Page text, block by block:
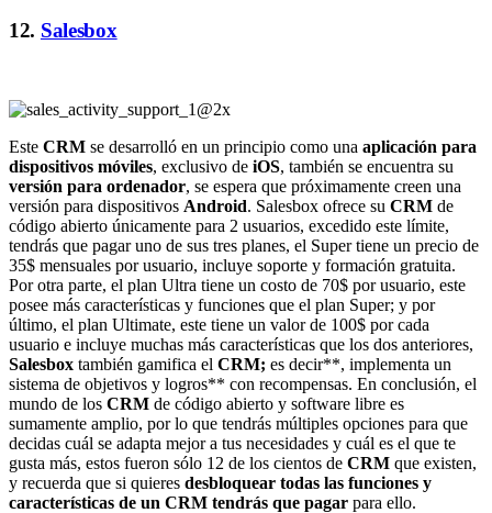
12. Salesbox
Este CRM se desarrolló en un principio como una aplicación para
dispositivos móviles, exclusivo de iOS, también se encuentra su
versión para ordenador, se espera que próximamente creen una
versión para dispositivos Android. Salesbox ofrece su CRM de
código abierto únicamente para 2 usuarios, excedido este límite,
tendrás que pagar uno de sus tres planes, el Super tiene un precio de
35$ mensuales por usuario, incluye soporte y formación gratuita.
Por otra parte, el plan Ultra tiene un costo de 70$ por usuario, este
posee más características y funciones que el plan Super; y por
último, el plan Ultimate, este tiene un valor de 100$ por cada
usuario e incluye muchas más características que los dos anteriores,
Salesbox también gamifica el CRM; es decir**, implementa un
sistema de objetivos y logros** con recompensas. En conclusión, el
mundo de los CRM de código abierto y software libre es
sumamente amplio, por lo que tendrás múltiples opciones para que
decidas cuál se adapta mejor a tus necesidades y cuál es el que te
gusta más, estos fueron sólo 12 de los cientos de CRM que existen,
y recuerda que si quieres desbloquear todas las funciones y
características de un CRM tendrás que pagar para ello.